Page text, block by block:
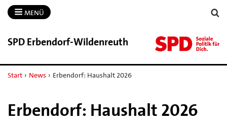
MENÜ
SPD Erbendorf-​Wildenreuth
Start › News › Erbendorf: Haushalt 2026
Erbendorf: Haushalt 2026